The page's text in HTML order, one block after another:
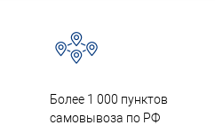
Более 1 000 пунктов
самовывоза по РФ